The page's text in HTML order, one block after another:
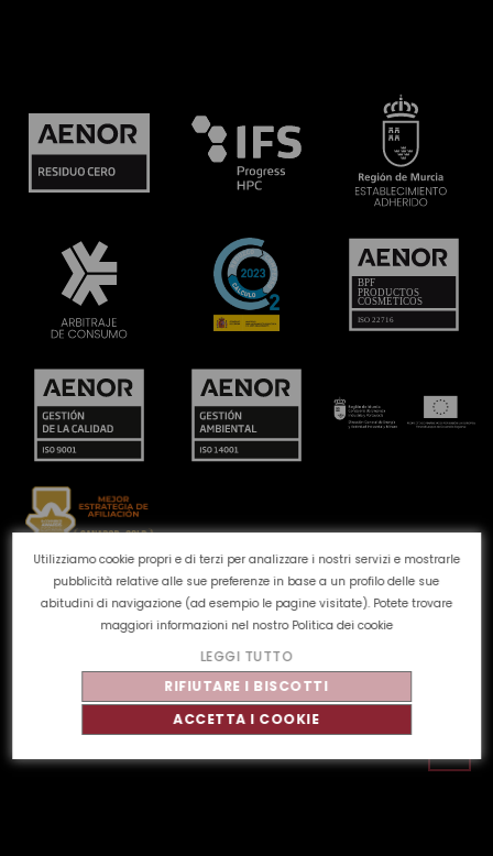
Utilizziamo cookie propri e di terzi per analizzare i nostri servizi e mostrarle
pubblicità relative alle sue preferenze in base a un profilo delle sue
abitudini di navigazione (ad esempio le pagine visitate). Potete trovare
maggiori informazioni nel nostro Politica dei cookie
LEGGI TUTTO
RIFIUTARE I BISCOTTI
ACCETTA I COOKIE
Canale reclami Politica dei cookie
Politica sulla
privacy
Avviso legale Qualità e ambiente
2026 - Tutti i diritti riservati